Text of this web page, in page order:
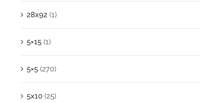
28x92 (1)
5×15 (1)
5×5 (270)
5x10 (25)